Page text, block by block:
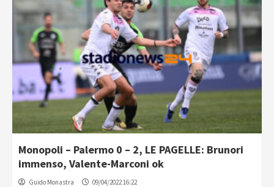
Monopoli – Palermo 0 – 2, LE PAGELLE: Brunori
immenso, Valente-Marconi ok
Guido Monastra 09/04/2022 16:22